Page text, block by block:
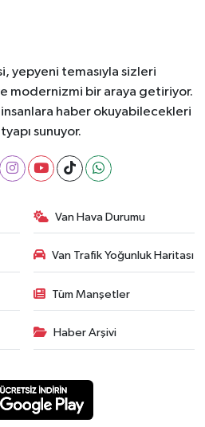
yepyeni temasıyla sizleri
modernizmi bir araya getiriyor.
haber okuyabilecekleri
sunuyor.
Van Hava Durumu
Van Trafik Yoğunluk Haritası
Tüm Manşetler
Haber Arşivi